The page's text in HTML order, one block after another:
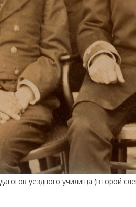
уездного училища (второй